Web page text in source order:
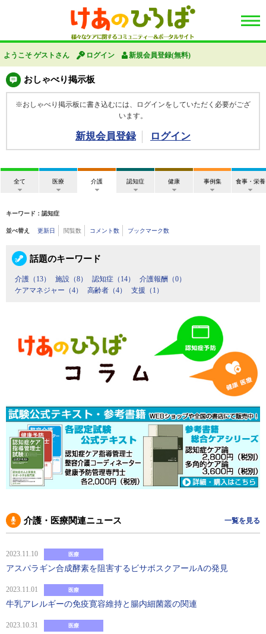
ようこそ ゲストさん ログイン 新規会員登録(無料)
おしゃべり掲示板
※おしゃべり掲示板に書き込むには、ログインをしていただく必要がござ
います。
新規会員登録 ログイン
全て 医療 介護 認知症 健康 事例集 食事・栄養
キーワード：認知症
並べ替え 更新日 閲覧数 コメント数 ブックマーク数
話題のキーワード
介護（13） 施設（8） 認知症（14）
介護報酬（0）
ケアマネジャー（4）
高齢者（4） 支援（1）
介護・医療関連ニュース 一覧を見る
2023.11.10 医療
アスパラギン合成酵素を阻害するビサボスクアールAの発見
2023.11.01 医療
牛乳アレルギーの免疫寛容維持と腸内細菌叢の関連
2023.10.31 医療